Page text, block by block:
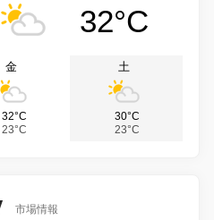
32°C
金
32°C
23°C
土
30°C
23°C
市場情報